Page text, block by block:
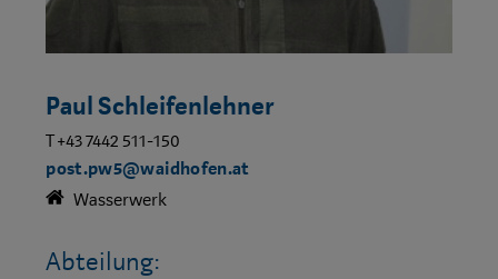
Paul Schleifenlehner
T +43 7442 511-150
post.pw5@waidhofen.at
Wasserwerk
Abteilung: